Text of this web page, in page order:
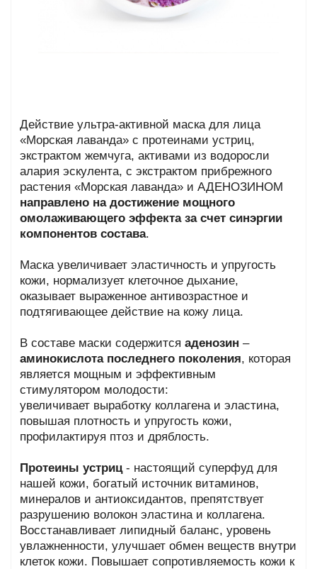
Действие ультра-активной маска для лица
«Морская лаванда» с протеинами устриц,
экстрактом жемчуга, активами из водоросли
алария эскулента, с экстрактом прибрежного
растения «Морская лаванда» и АДЕНОЗИНОМ
направлено на достижение мощного
омолаживающего эффекта за счет синэргии
компонентов состава.
Маска увеличивает эластичность и упругость
кожи, нормализует клеточное дыхание,
оказывает выраженное антивозрастное и
подтягивающее действие на кожу лица.
В составе маски содержится аденозин –
аминокислота последнего поколения, которая
является мощным и эффективным
стимулятором молодости:
увеличивает выработку коллагена и эластина,
повышая плотность и упругость кожи,
профилактируя птоз и дряблость.
Протеины устриц- настоящий суперфуд для
нашей кожи, богатый источник витаминов,
минералов и антиоксидантов, препятствует
разрушению волокон эластина и коллагена.
Восстанавливает липидный баланс, уровень
увлажненности, улучшает обмен веществ внутри
клеток кожи. Повышает сопротивляемость кожи к